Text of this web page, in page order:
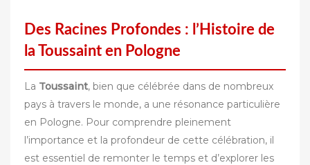
Des Racines Profondes : l’Histoire de
la Toussaint en Pologne
La Toussaint, bien que célébrée dans de nombreux
pays à travers le monde, a une résonance particulière
en Pologne. Pour comprendre pleinement
l’importance et la profondeur de cette célébration, il
est essentiel de remonter le temps et d’explorer les